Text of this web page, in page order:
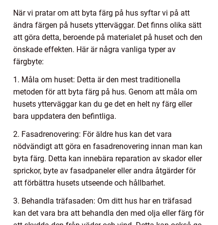
När vi pratar om att byta färg på hus syftar vi på att
ändra färgen på husets ytterväggar. Det finns olika sätt
att göra detta, beroende på materialet på huset och den
önskade effekten. Här är några vanliga typer av
färgbyte:
1. Måla om huset: Detta är den mest traditionella
metoden för att byta färg på hus. Genom att måla om
husets ytterväggar kan du ge det en helt ny färg eller
bara uppdatera den befintliga.
2. Fasadrenovering: För äldre hus kan det vara
nödvändigt att göra en fasadrenovering innan man kan
byta färg. Detta kan innebära reparation av skador eller
sprickor, byte av fasadpaneler eller andra åtgärder för
att förbättra husets utseende och hållbarhet.
3. Behandla träfasaden: Om ditt hus har en träfasad
kan det vara bra att behandla den med olja eller färg för